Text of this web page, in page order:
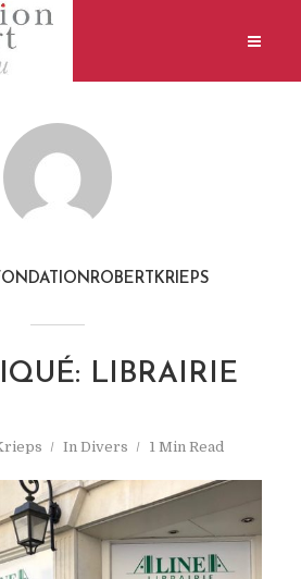
LIBRAIRIE
In Divers 1 Min Read